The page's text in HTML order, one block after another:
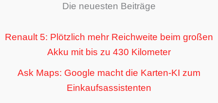
Die neuesten Beiträge
Renault 5: Plötzlich mehr Reichweite beim großen
Akku mit bis zu 430 Kilometer
Ask Maps: Google macht die Karten-KI zum
Einkaufsassistenten